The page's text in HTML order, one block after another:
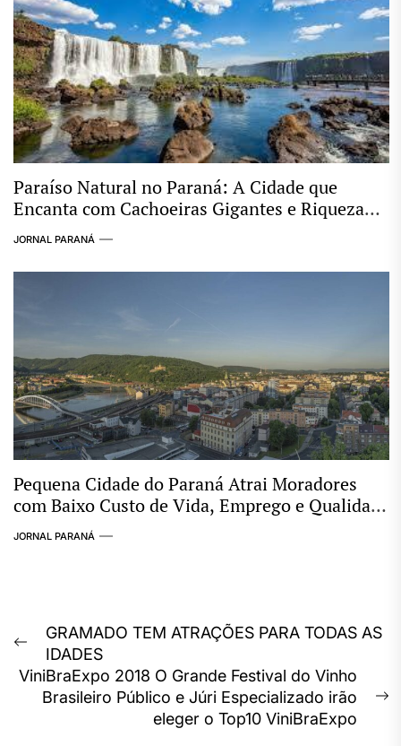
Paraíso Natural no Paraná: A Cidade que
Encanta com Cachoeiras Gigantes e Riqueza
Ambiental
JORNAL PARANÁ
Pequena Cidade do Paraná Atrai Moradores
com Baixo Custo de Vida, Emprego e Qualidade
de Vida
JORNAL PARANÁ
Navegação
de
Post
Previous
post:
GRAMADO TEM ATRAÇÕES PARA TODAS AS
IDADES
ViniBraExpo 2018 O Grande Festival do Vinho
Brasileiro Público e Júri Especializado irão
eleger o Top10 ViniBraExpo